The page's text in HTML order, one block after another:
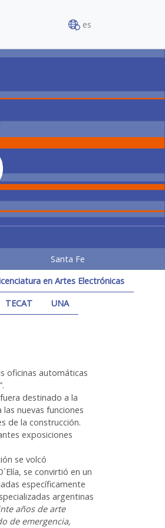
es
Santa Fe
en Artes Electrónicas
TECAT UNA
oficinas automáticas
destinado a la
nuevas funciones
de la construcción.
exposiciones
se volcó
se convirtió en un
específicamente
argentinas
años de arte
de emergencia,